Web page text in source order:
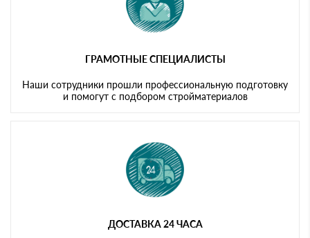
ГРАМОТНЫЕ СПЕЦИАЛИСТЫ
Наши сотрудники прошли профессиональную подготовку
и помогут с подбором стройматериалов
ДОСТАВКА 24 ЧАСА